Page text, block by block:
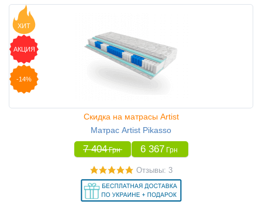
ХИТ
АКЦИЯ
-14%
Скидка на матрасы Artist
Матрас Artist Pikasso
7 404 Грн 6 367 Грн
Отзывы: 3